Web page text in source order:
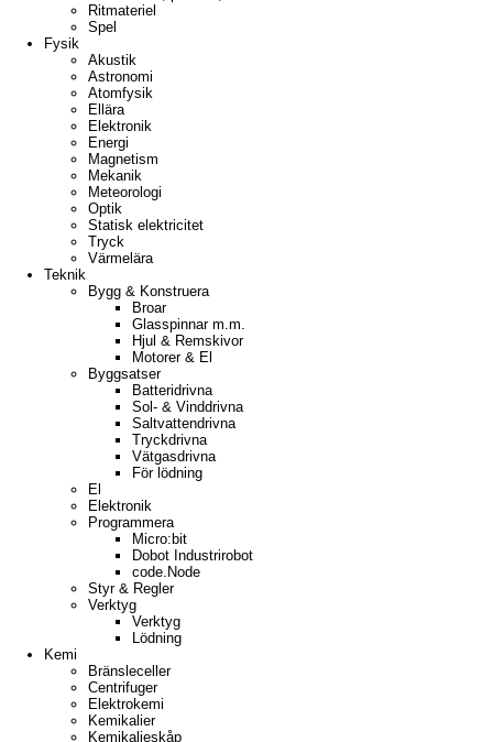
Ritmateriel
Spel
Fysik
Akustik
Astronomi
Atomfysik
Ellära
Elektronik
Energi
Magnetism
Mekanik
Meteorologi
Optik
Statisk elektricitet
Tryck
Värmelära
Teknik
Bygg & Konstruera
Broar
Glasspinnar m.m.
Hjul & Remskivor
Motorer & El
Byggsatser
Batteridrivna
Sol- & Vinddrivna
Saltvattendrivna
Tryckdrivna
Vätgasdrivna
För lödning
El
Elektronik
Programmera
Micro:bit
Dobot Industrirobot
code.Node
Styr & Regler
Verktyg
Verktyg
Lödning
Kemi
Bränsleceller
Centrifuger
Elektrokemi
Kemikalier
Kemikalieskåp